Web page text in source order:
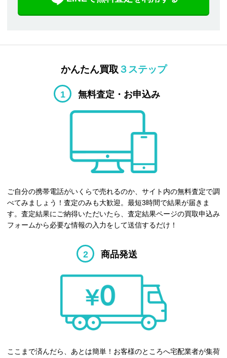
かんたん買取 ３ステップ
1 無料査定・お申込み
ご自分の携帯電話がいくらで売れるのか、サイト内の無料査定で調
べてみましょう！査定のみも大歓迎。最短3時間で結果が届きま
す。査定結果にご納得いただいたら、査定結果ページの買取申込み
フォームから必要な情報の入力をして送信するだけ！
2 商品発送
ここまで済んだら、あとは簡単！お客様のところへ宅配業者が集荷